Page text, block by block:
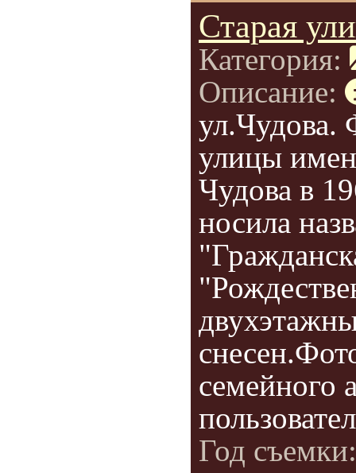
Старая
Категория:
Описание:
ул.Чудова.
улицы
Чудова в
носила
семейного
Год